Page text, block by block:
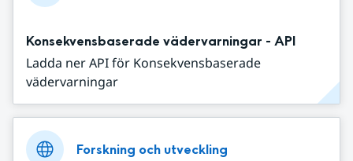
Konsekvensbaserade vädervarningar - API
Ladda ner API för Konsekvensbaserade
vädervarningar
Forskning och utveckling